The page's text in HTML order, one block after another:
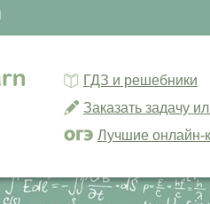
ГДЗ и решебники
Заказать задачу
Лучшие онлайн-